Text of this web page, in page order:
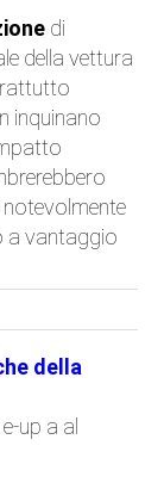
di
della vettura
inquinano
a vantaggio
della
up a al